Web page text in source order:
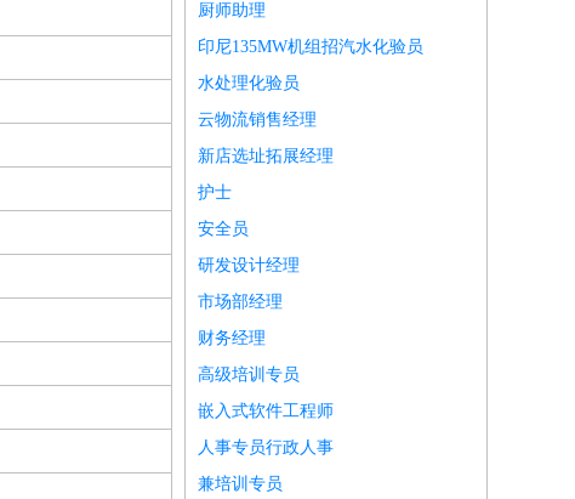
厨师助理
印尼135MW机组招汽水化验员
水处理化验员
云物流销售经理
新店选址拓展经理
护士
安全员
研发设计经理
市场部经理
财务经理
高级培训专员
嵌入式软件工程师
人事专员行政人事
兼培训专员